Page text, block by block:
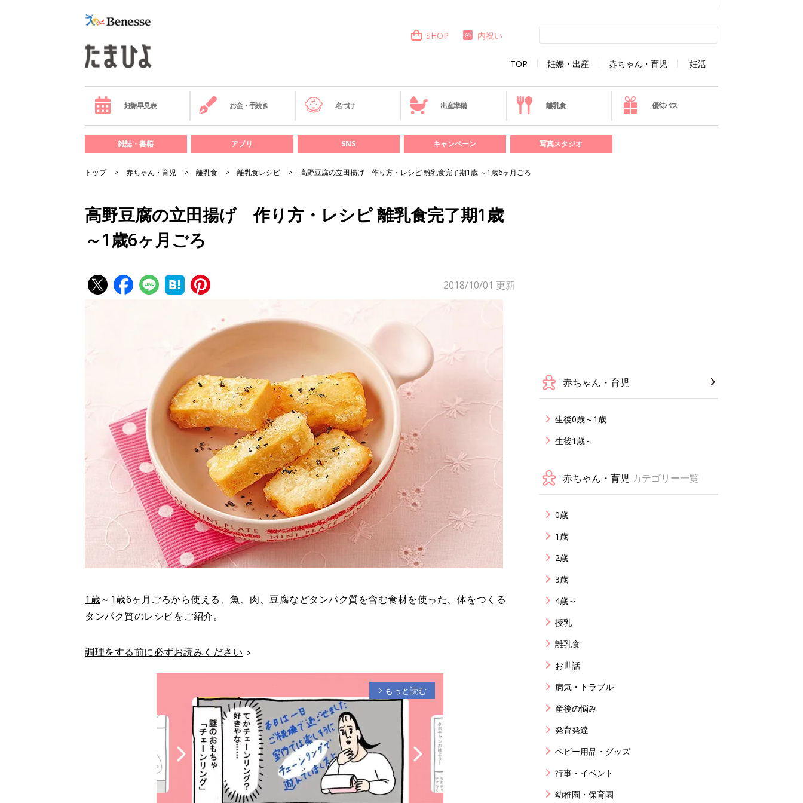
TOP 妊娠・出産 赤ちゃん・育児 妊活
SHOP 内祝い
妊娠早見表 お金・手続き 名づけ 出産準備 離乳食 優待パス
雑誌・書籍 アプリ SNS キャンペーン 写真スタジオ
トップ 赤ちゃん・育児 離乳食 離乳食レシピ 高野豆腐の立田揚げ 作り方・レシピ 離乳食完了期1歳 ～1歳6ヶ月ごろ
高野豆腐の立田揚げ 作り方・レシピ 離乳食完了期1歳
～1歳6ヶ月ごろ
2018/10/01 更新
1歳～1歳6ヶ月ごろから使える、魚、肉、豆腐などタンパク質を含む食材を使った、体をつくる
タンパク質のレシピをご紹介。
調理をする前に必ずお読みください
arrow_forward_ios もっと読む
赤ちゃん・育児
生後0歳～1歳
生後1歳～
赤ちゃん・育児 カテゴリー一覧
0歳
1歳
2歳
3歳
4歳～
授乳
離乳食
お世話
病気・トラブル
産後の悩み
発育発達
ベビー用品・グッズ
行事・イベント
幼稚園・保育園